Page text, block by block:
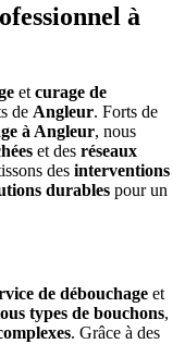
à
et curage de
de Angleur. Forts de
à Angleur, nous
et des réseaux
des interventions
durables pour un
de débouchage et
types de bouchons,
. Grâce à des